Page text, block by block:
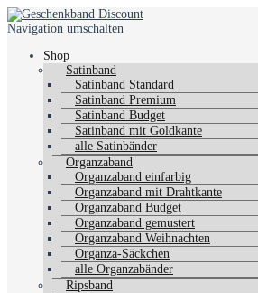
Navigation umschalten
Shop
Satinband
Satinband Standard
Satinband Premium
Satinband Budget
Satinband mit Goldkante
alle Satinbänder
Organzaband
Organzaband einfarbig
Organzaband mit Drahtkante
Organzaband Budget
Organzaband gemustert
Organzaband Weihnachten
Organza-Säckchen
alle Organzabänder
Ripsband